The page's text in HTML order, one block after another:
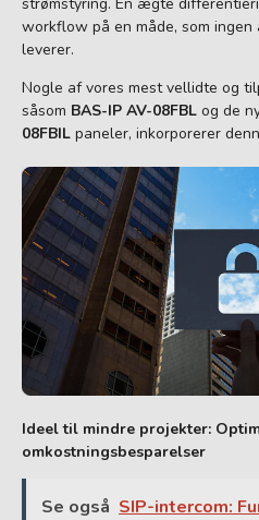
workflow på en måde, som
leverer.
Nogle af vores mest vellidte og
såsom BAS-IP AV-08FBL og de
08FBIL paneler, inkorporerer
Ideel til mindre projekter:
omkostningsbesparelser
Se også SIP-intercom: